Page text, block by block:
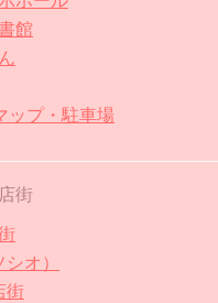
館
ップ・駐車場
街
オ）
街